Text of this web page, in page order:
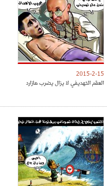
2015-2-15
العقم التهديفي لا يزال يضرب هازارد